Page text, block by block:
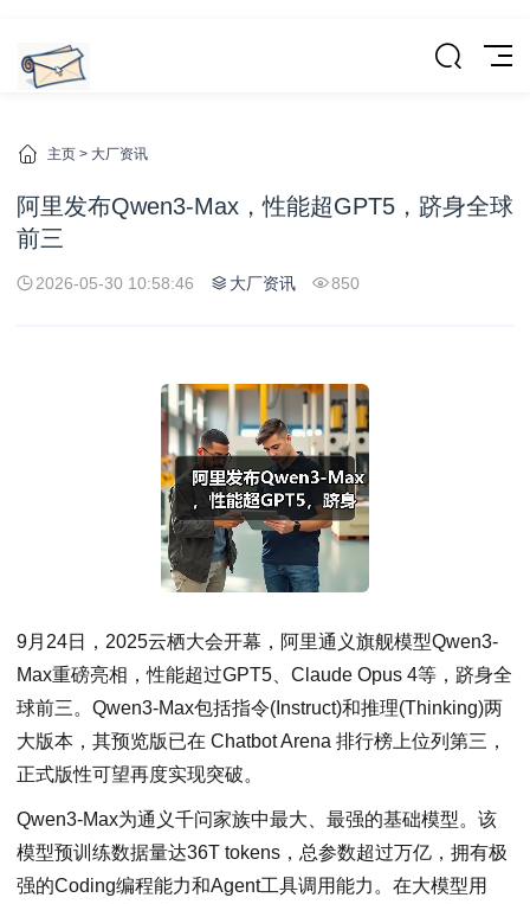
主页 > 大厂资讯
阿里发布Qwen3-Max，性能超GPT5，跻身全球
前三
2026-05-30 10:58:46 大厂资讯 850
9月24日，2025云栖大会开幕，阿里通义旗舰模型Qwen3-
Max重磅亮相，性能超过GPT5、Claude Opus 4等，跻身全
球前三。Qwen3-Max包括指令(Instruct)和推理(Thinking)两
大版本，其预览版已在 Chatbot Arena 排行榜上位列第三，
正式版性可望再度实现突破。
Qwen3-Max为通义千问家族中最大、最强的基础模型。该
模型预训练数据量达36T tokens，总参数超过万亿，拥有极
强的Coding编程能力和Agent工具调用能力。在大模型用